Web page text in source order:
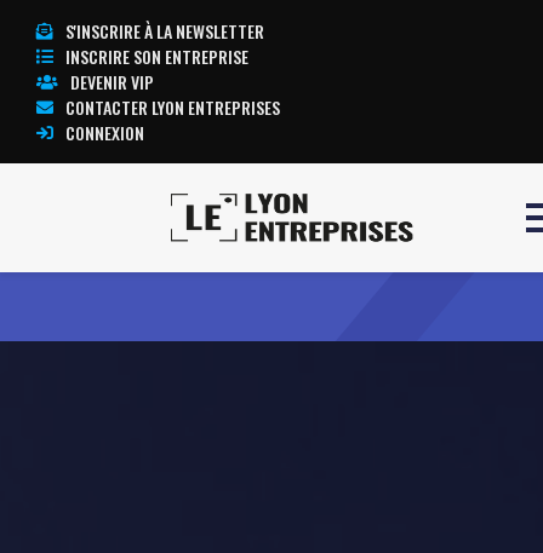
S'INSCRIRE À LA NEWSLETTER
INSCRIRE SON ENTREPRISE
DEVENIR VIP
CONTACTER LYON ENTREPRISES
CONNEXION